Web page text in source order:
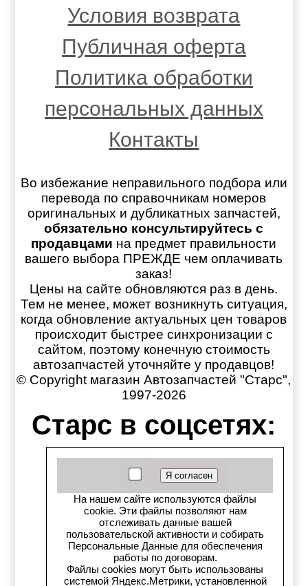
Условия возврата
Публичная оферта
Политика обработки
персональных данных
Контакты
Во избежание неправильного подбора или
перевода по справочникам номеров
оригинальных и дубликатных запчастей,
обязательно консультируйтесь с
продавцами на предмет правильности
вашего выбора ПРЕЖДЕ чем оплачивать
заказ!
Цены на сайте обновляются раз в день.
Тем не менее, может возникнуть ситуация,
когда обновление актуальных цен товаров
происходит быстрее синхронизации с
сайтом, поэтому конечную стоимость
автозапчастей уточняйте у продавцов!
© Copyright магазин Автозапчастей "Старс",
1997-2026
Старс в соцсетях:
Старс вКонтакте
Старс в YouTube
Телеграм-канал
Старс на Drom.ru
Старс в auto.ru
На нашем сайте используются файлы
cookie. Эти файлы позволяют нам
отслеживать данные вашей
пользовательской активности и собирать
Персональные Данные для обеспечения
работы по договорам.
Файлы cookies могут быть использованы
системой Яндекс.Метрики, установленной